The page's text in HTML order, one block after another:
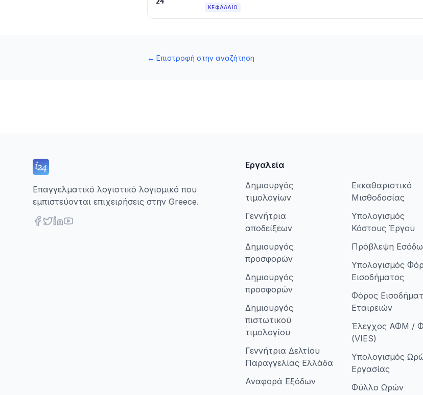
ΚΕΦΆΛΑΙΟ
← Επιστροφή στην αναζήτηση
Επαγγελματικό λογιστικό λογισμικό που
εμπιστεύονται επιχειρήσεις στην Greece.
Εργαλεία
Δημιουργός
τιμολογίων
Γεννήτρια
αποδείξεων
Δημιουργός
προσφορών
Δημιουργός
προσφορών
Δημιουργός
πιστωτικού
τιμολογίου
Γεννήτρια Δελτίου
Παραγγελίας Ελλάδα
Αναφορά Εξόδων
Εκκαθαριστικό
Μισθοδοσίας
Υπολογισμός
Κόστους Έργου
Πρόβλεψη
Υπολογισμός
Εισοδήματος
Φόρος
Εταιρειών
Έλεγχος ΑΦΜ /
(VIES)
Υπολογισμός
Εργασίας
Φύλλο Ωρών